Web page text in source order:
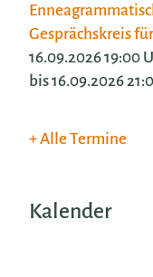
Gesprächskreis
16.09.2026 19:00
bis 16.09.2026
Alle Termine
Kalender